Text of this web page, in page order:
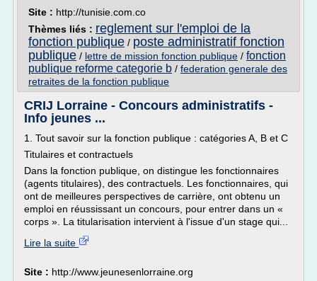
Site : http://tunisie.com.co
Thèmes liés : reglement sur l'emploi de la
fonction publique / poste administratif fonction
publique / lettre de mission fonction publique / fonction
publique reforme categorie b / federation generale des
retraites de la fonction publique
CRIJ Lorraine - Concours administratifs -
Info jeunes ...
1. Tout savoir sur la fonction publique : catégories A, B et C
Titulaires et contractuels
Dans la fonction publique, on distingue les fonctionnaires
(agents titulaires), des contractuels. Les fonctionnaires, qui
ont de meilleures perspectives de carrière, ont obtenu un
emploi en réussissant un concours, pour entrer dans un «
corps ». La titularisation intervient à l'issue d'un stage qui...
Lire la suite
Site : http://www.jeunesenlorraine.org